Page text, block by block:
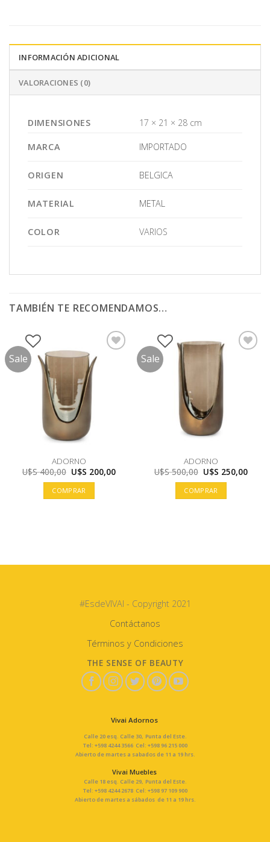
INFORMACIÓN ADICIONAL
VALORACIONES (0)
DIMENSIONES 17 × 21 × 28 cm
MARCA IMPORTADO
ORIGEN BELGICA
MATERIAL METAL
COLOR VARIOS
TAMBIÉN TE RECOMENDAMOS…
Sale
ADORNO
U$S400,00 El
precio
original
era:
U$S
U$S 200,00El
COMPRAR
Sale
ADORNO
U$S500,00 El
precio
original
era:
U$S
U$S 250,00El
COMPRAR
#EsdeVIVAI - Copyright 2021
Contáctanos
Términos y Condiciones
THE SENSE OF BEAUTY
Vivai Adornos
Calle 20 esq. Calle 30, Punta del Este.
Tel: +598 4244 3566 Cel: +598 96 215 000
Abierto de martes a sabados de 11 a 19 hrs.
Vivai Muebles
Calle 18 esq. Calle 29, Punta del Este.
Tel: +598 4244 2678 Cel: +598 97 109 900
Abierto de martes a sábados de 11 a 19 hrs.